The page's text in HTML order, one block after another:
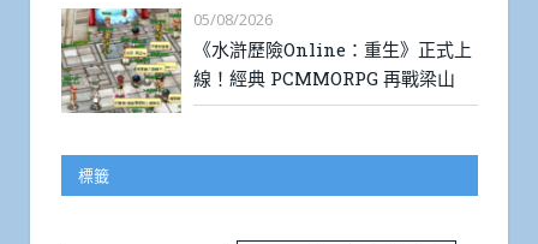
05/08/2026
《水滸歷險Online：重生》正式上
線！經典 PCMMORPG 再戰梁山
標籤